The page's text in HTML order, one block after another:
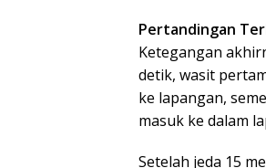
Pertandingan
Ketegangan
detik, wasit
ke lapangan,
masuk ke dalam
Setelah jeda 15